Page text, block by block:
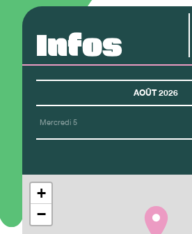
Infos
AOÛT 2026
Mercredi 5
+
−